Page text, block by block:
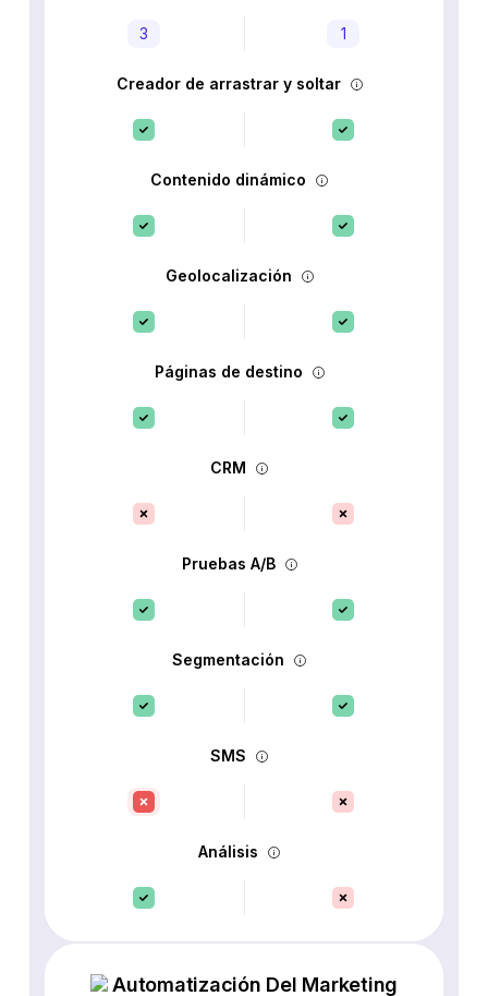
3 1
Creador de arrastrar y soltar
Contenido dinámico
Geolocalización
Páginas de destino
CRM
Pruebas A/B
Segmentación
SMS
Análisis
Automatización Del Marketing